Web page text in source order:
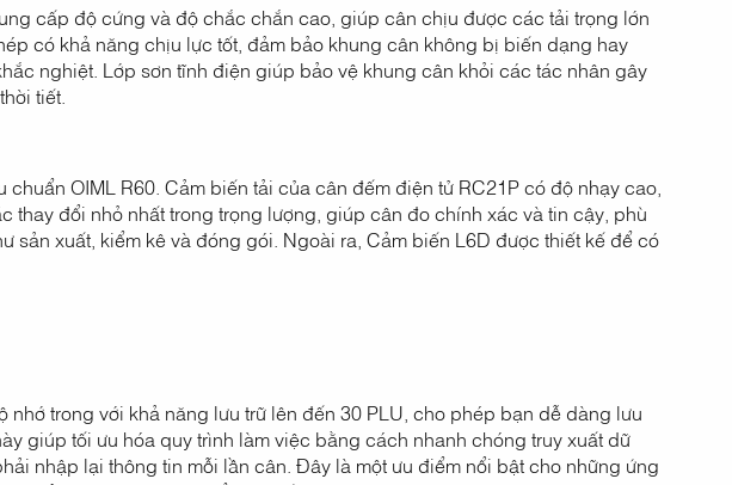
cấp độ cứng và độ chắc chắn cao, giúp cân chịu được các tải trọng lớn
có khả năng chịu lực tốt, đảm bảo khung cân không bị biến dạng hay
nghiệt. Lớp sơn tĩnh điện giúp bảo vệ khung cân khỏi các tác nhân gây
tiết.
OIML R60. Cảm biến tải của cân đếm điện tử RC21P có độ nhạy cao,
thay đổi nhỏ nhất trong trọng lượng, giúp cân đo chính xác và tin cậy, phù
xuất, kiểm kê và đóng gói. Ngoài ra, Cảm biến L6D được thiết kế để có
trong với khả năng lưu trữ lên đến 30 PLU, cho phép bạn dễ dàng lưu
giúp tối ưu hóa quy trình làm việc bằng cách nhanh chóng truy xuất dữ
nhập lại thông tin mỗi lần cân. Đây là một ưu điểm nổi bật cho những ứng